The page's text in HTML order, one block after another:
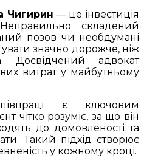
Чигирин — це інвестиція
складений
позов чи необдумані
значно дорожче, ніж
Досвідчений адвокат
витрат у майбутньому
є ключовим
чітко розуміє, за що він
до домовленості та
Такий підхід створює
у кожному кроці.